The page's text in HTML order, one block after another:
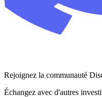
Rejoignez la communauté
Échangez avec d'autres